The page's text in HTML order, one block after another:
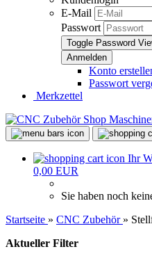
E-Mail
Passwort
Toggle Password
Konto
Passwort
Merkzettel
Ihr
0,00 EUR
Sie haben noch
Startseite » CNC Zubehör »
Aktueller Filter